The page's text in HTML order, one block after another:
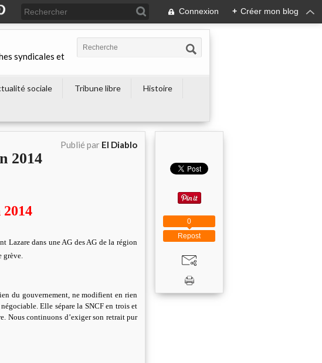
Connexion + Créer mon blog
syndicales et
sociale Tribune libre
Histoire
Publié par El Diablo
2014
Lazare dans une AG des AG de la région
grève.
du gouvernement, ne modifient en rien
Elle sépare la SNCF en trois et
Nous continuons d’exiger son retrait pur
Repost
0